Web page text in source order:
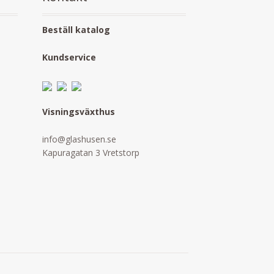
Beställ katalog
Kundservice
Visningsväxthus
info@glashusen.se
Kapuragatan 3 Vretstorp